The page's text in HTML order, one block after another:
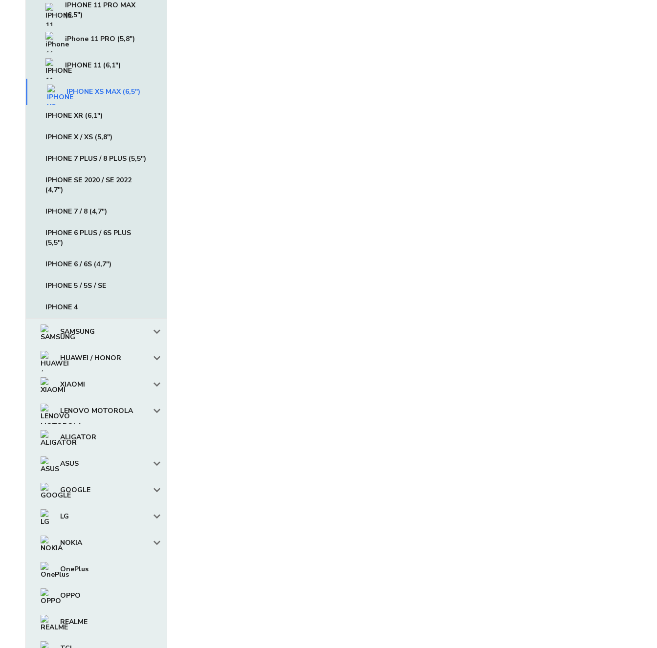
IPHONE 11 PRO MAX
(6,5")
iPhone 11 PRO (5,8")
IPHONE 11 (6,1")
IPHONE XS MAX (6,5")
IPHONE XR (6,1")
IPHONE X / XS (5,8")
IPHONE 7 PLUS / 8 PLUS (5,5")
IPHONE SE 2020 / SE 2022
(4,7")
IPHONE 7 / 8 (4,7")
IPHONE 6 PLUS / 6S PLUS
(5,5")
IPHONE 6 / 6S (4,7")
IPHONE 5 / 5S / SE
IPHONE 4
SAMSUNG
HUAWEI / HONOR
XIAOMI
LENOVO MOTOROLA
ALIGATOR
ASUS
GOOGLE
LG
NOKIA
OnePlus
OPPO
REALME